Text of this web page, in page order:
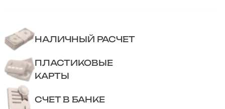
НАЛИЧНЫЙ РАСЧЕТ
ПЛАСТИКОВЫЕ
КАРТЫ
СЧЕТ В БАНКЕ